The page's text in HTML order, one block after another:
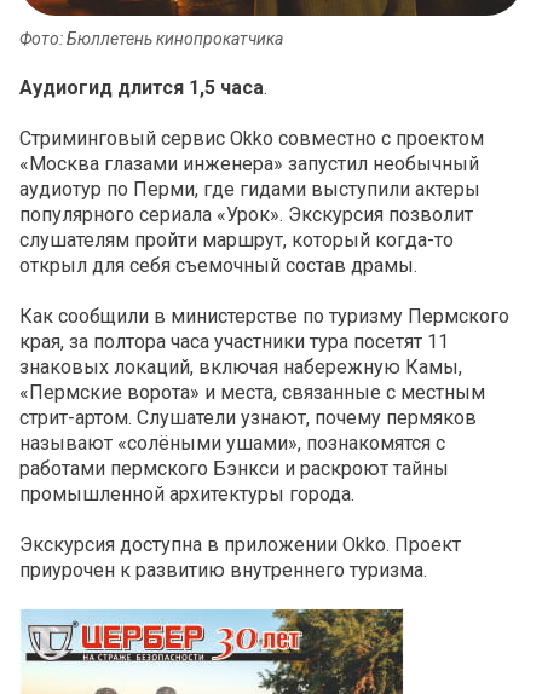
Фото: Бюллетень кинопрокатчика
Аудиогид длится 1,5 часа.
Стриминговый сервис Okko совместно с проектом
«Москва глазами инженера» запустил необычный
аудиотур по Перми, где гидами выступили актеры
популярного сериала «Урок». Экскурсия позволит
слушателям пройти маршрут, который когда-то
открыл для себя съемочный состав драмы.
Как сообщили в министерстве по туризму Пермского
края, за полтора часа участники тура посетят 11
знаковых локаций, включая набережную Камы,
«Пермские ворота» и места, связанные с местным
стрит-артом. Слушатели узнают, почему пермяков
называют «солёными ушами», познакомятся с
работами пермского Бэнкси и раскроют тайны
промышленной архитектуры города.
Экскурсия доступна в приложении Okko. Проект
приурочен к развитию внутреннего туризма.